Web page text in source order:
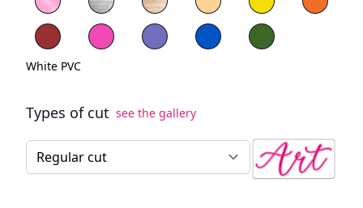
Red PVC
Blue PVC Green PVC
White PVC
Types of cut see the gallery
Type of cut for the LED neon sign